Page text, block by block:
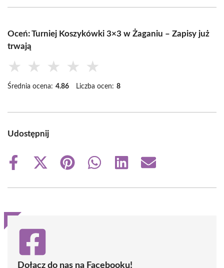
Oceń: Turniej Koszykówki 3×3 w Żaganiu – Zapisy już
trwają
★ ★ ★ ★ ★
Średnia ocena: 4.86 Liczba ocen: 8
Udostępnij
Share
Share
(Twitter)
Share
Share
Share
Share
Dołącz do nas na Facebooku!